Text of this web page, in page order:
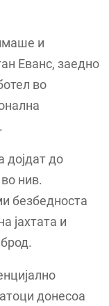
и
Еванс, заедно
во
дојдат до
нив.
безбедноста
јахтата и
донесоа